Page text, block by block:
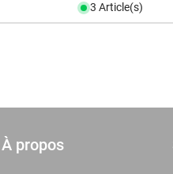
3 Article(s)
À propos